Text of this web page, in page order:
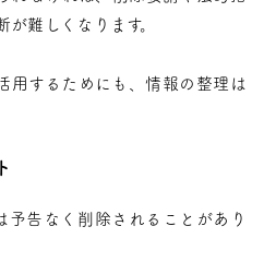
難しくなります。
用するためにも、情報の整理は
予告なく削除されることがあり